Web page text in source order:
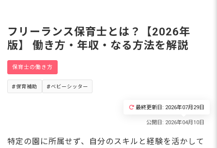
フリーランス保育士とは？【2026年
版】 働き方・年収・なる方法を解説
保育士の働き方
保育補助 ベビーシッター
最終更新日: 2026年07月29日
特定の園に所属せず、自分のスキルと経験を活かして